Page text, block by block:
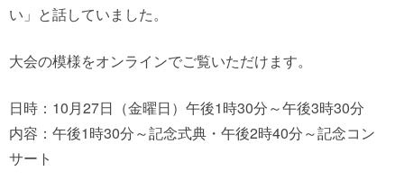
い」と話していました。
大会の模様をオンラインでご覧いただけます。
日時：10月27日（金曜日）午後1時30分～午後3時30分
内容：午後1時30分～記念式典・午後2時40分～記念コン
サート